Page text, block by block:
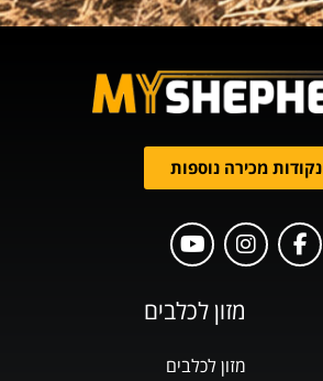
מזון לכלבים
מזון לכלבים
נקודות מכירה נוספות